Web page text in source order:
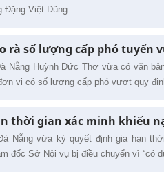
Đặng Việt Dũng.
rà số lượng cấp phó tuyển
Nẵng Huỳnh Đức Thơ vừa có văn
vị có số lượng cấp phó vượt quy
thời gian xác minh khiếu
Nẵng vừa ký quyết định gia hạn
đốc Sở Nội vụ bị điều chuyển vì “có